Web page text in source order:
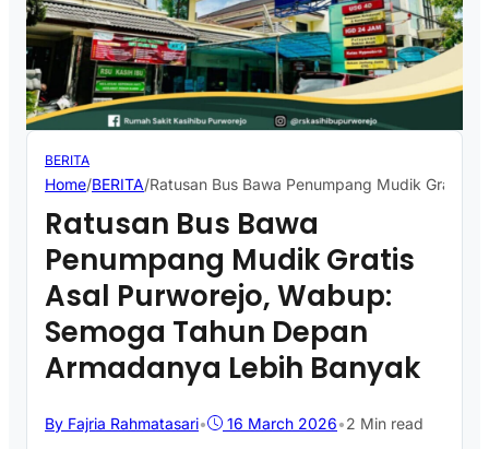
BERITA
Home/BERITA/Ratusan Bus Bawa Penumpang Mudik Gratis
Ratusan Bus Bawa
Penumpang Mudik Gratis
Asal Purworejo, Wabup:
Semoga Tahun Depan
Armadanya Lebih Banyak
By Fajria Rahmatasari• 16 March 2026•2 Min read